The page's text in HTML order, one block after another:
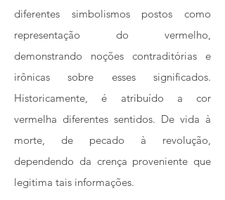
diferentes simbolismos postos como
representação do vermelho,
demonstrando noções contraditórias e
irônicas sobre esses significados.
Historicamente, é atribuído a cor
vermelha diferentes sentidos. De vida à
morte, de pecado à revolução,
dependendo da crença proveniente que
legitima tais informações.